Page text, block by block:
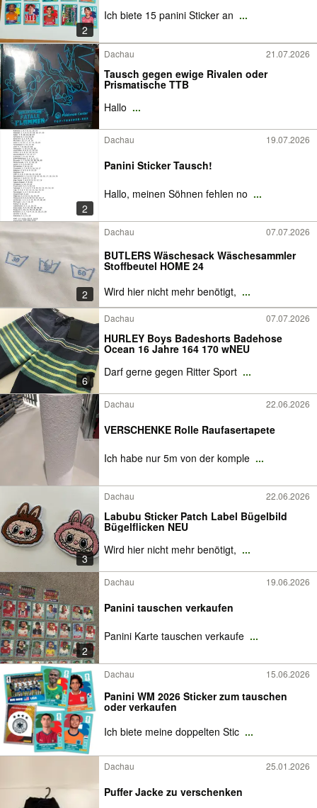
2
Ich biete 15 panini Sticker an ...
Dachau 21.07.2026
Tausch gegen ewige Rivalen oder
Prismatische TTB
Hallo ...
2
Dachau 19.07.2026
Panini Sticker Tausch!
Hallo, meinen Söhnen fehlen no ...
2
Dachau 07.07.2026
BUTLERS Wäschesack Wäschesammler
Stoffbeutel HOME 24
Wird hier nicht mehr benötigt, ...
6
Dachau 07.07.2026
HURLEY Boys Badeshorts Badehose
Ocean 16 Jahre 164 170 wNEU
Darf gerne gegen Ritter Sport ...
Dachau 22.06.2026
VERSCHENKE Rolle Raufasertapete
Ich habe nur 5m von der komple ...
3
Dachau 22.06.2026
Labubu Sticker Patch Label Bügelbild
Bügelflicken NEU
Wird hier nicht mehr benötigt, ...
2
Dachau 19.06.2026
Panini tauschen verkaufen
Panini Karte tauschen verkaufe ...
Dachau 15.06.2026
Panini WM 2026 Sticker zum tauschen
oder verkaufen
Ich biete meine doppelten Stic ...
Dachau 25.01.2026
Puffer Jacke zu verschenken